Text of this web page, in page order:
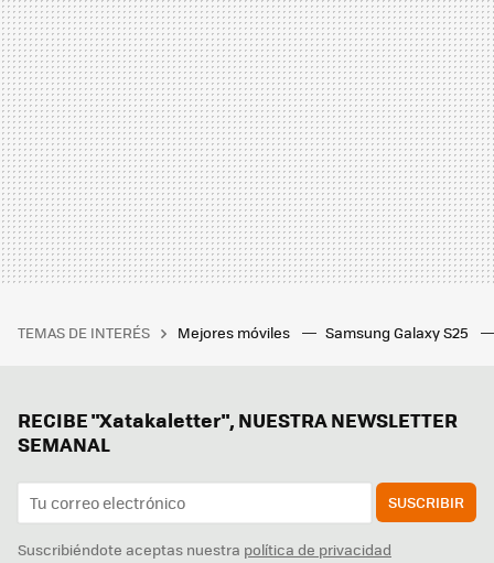
TEMAS DE INTERÉS Mejores móviles Samsung Galaxy S25
RECIBE "Xatakaletter", NUESTRA NEWSLETTER
SEMANAL
SUSCRIBIR
Suscribiéndote aceptas nuestra política de privacidad